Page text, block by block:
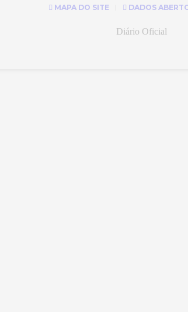
MAPA DO SITE DADOS
Diário Oficial